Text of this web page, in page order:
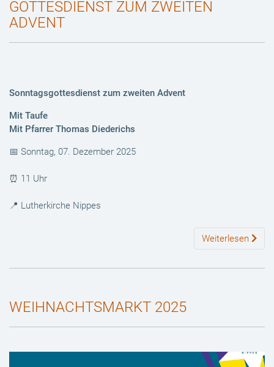
GOTTESDIENST ZUM ZWEITEN
ADVENT
Sonntagsgottesdienst zum zweiten Advent
Mit Taufe
Mit Pfarrer Thomas Diederichs
📅 Sonntag, 07. Dezember 2025
⏰ 11 Uhr
📍 Lutherkirche Nippes
Weiterlesen
WEIHNACHTSMARKT 2025